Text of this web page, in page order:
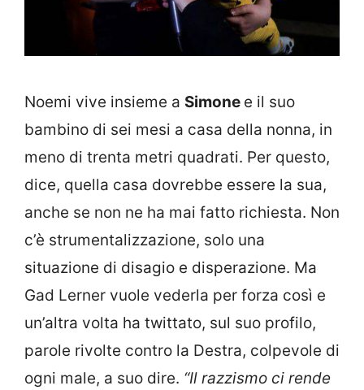
Noemi vive insieme a Simone e il suo
bambino di sei mesi a casa della nonna, in
meno di trenta metri quadrati. Per questo,
dice, quella casa dovrebbe essere la sua,
anche se non ne ha mai fatto richiesta. Non
c’è strumentalizzazione, solo una
situazione di disagio e disperazione. Ma
Gad Lerner vuole vederla per forza così e
un’altra volta ha twittato, sul suo profilo,
parole rivolte contro la Destra, colpevole di
ogni male, a suo dire. “Il razzismo ci rende